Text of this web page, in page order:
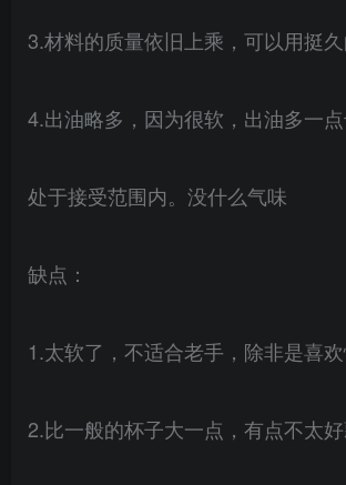
3.材料的质量依旧上乘，可以用挺
4.出油略多，因为很软，出油多一
处于接受范围内。没什么气味
缺点：
1.太软了，不适合老手，除非是喜
2.比一般的杯子大一点，有点不太